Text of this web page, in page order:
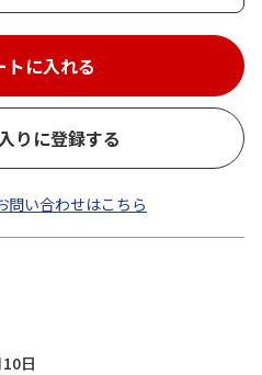
トに入れる
りに登録する
問い合わせはこちら
日